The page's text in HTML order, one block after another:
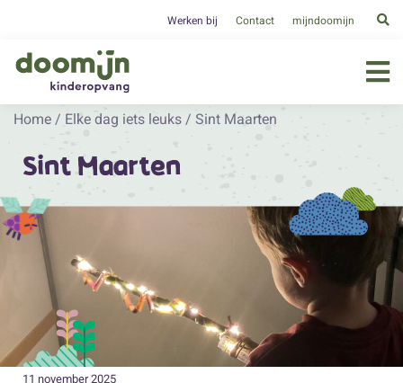
Werken bij Contact mijndoomijn
Home / Elke dag iets leuks / Sint Maarten
Sint Maarten
11 november 2025